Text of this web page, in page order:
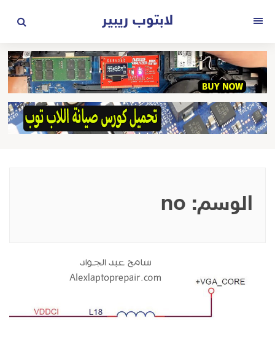
المحتوى
لابتوب ريبير
الوسم: no